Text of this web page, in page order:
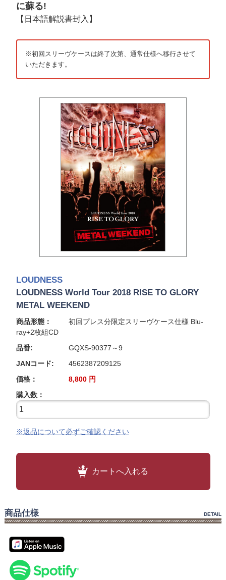
に蘇る!
【日本語解説書封入】
※初回スリーヴケースは終了次第、通常仕様へ移行させて
いただきます。
LOUDNESS
LOUDNESS World Tour 2018 RISE TO GLORY
METAL WEEKEND
商品形態：
初回プレス分限定スリーヴケース仕様 Blu-
ray+2枚組CD
品番:
GQXS-90377～9
JANコード:
4562387209125
価格：
8,800 円
購入数：
※返品について必ずご確認ください
カートへ入れる
商品仕様 DETAIL